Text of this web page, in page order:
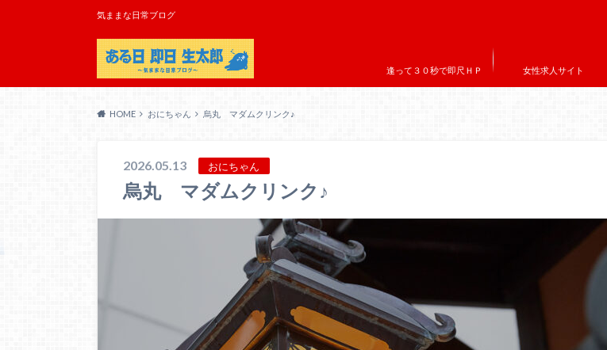
気ままな日常ブログ
逢って３０秒で即尺ＨＰ 女性求人サイト
HOME おにちゃん 烏丸 マダムクリンク♪
2026.05.13 おにちゃん
烏丸 マダムクリンク♪